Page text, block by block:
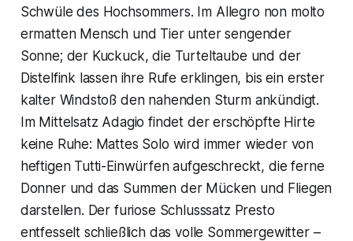
Schwüle des Hochsommers. Im Allegro non molto
ermatten Mensch und Tier unter sengender
Sonne; der Kuckuck, die Turteltaube und der
Distelfink lassen ihre Rufe erklingen, bis ein erster
kalter Windstoß den nahenden Sturm ankündigt.
Im Mittelsatz Adagio findet der erschöpfte Hirte
keine Ruhe: Mattes Solo wird immer wieder von
heftigen Tutti-Einwürfen aufgeschreckt, die ferne
Donner und das Summen der Mücken und Fliegen
darstellen. Der furiose Schlusssatz Presto
entfesselt schließlich das volle Sommergewitter –